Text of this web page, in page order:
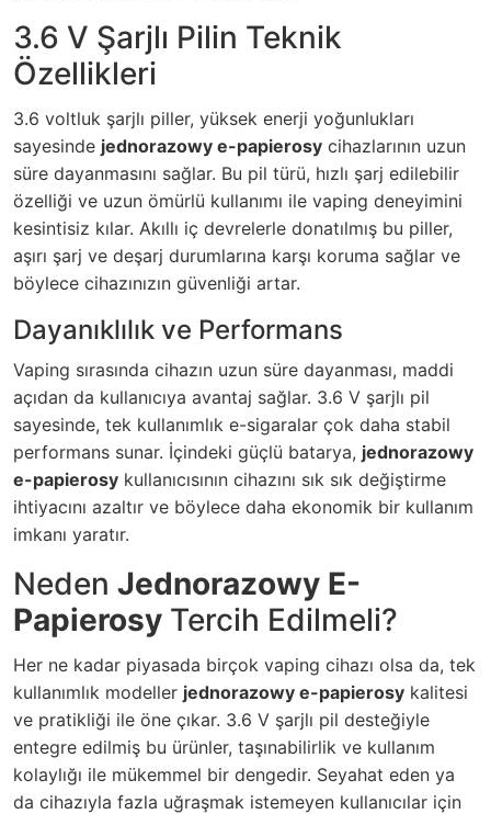
3.6 V Şarjlı Pilin Teknik
Özellikleri
3.6 voltluk şarjlı piller, yüksek enerji yoğunlukları
sayesinde jednorazowy e-papierosy cihazlarının uzun
süre dayanmasını sağlar. Bu pil türü, hızlı şarj edilebilir
özelliği ve uzun ömürlü kullanımı ile vaping deneyimini
kesintisiz kılar. Akıllı iç devrelerle donatılmış bu piller,
aşırı şarj ve deşarj durumlarına karşı koruma sağlar ve
böylece cihazınızın güvenliği artar.
Dayanıklılık ve Performans
Vaping sırasında cihazın uzun süre dayanması, maddi
açıdan da kullanıcıya avantaj sağlar. 3.6 V şarjlı pil
sayesinde, tek kullanımlık e-sigaralar çok daha stabil
performans sunar. İçindeki güçlü batarya, jednorazowy
e-papierosy kullanıcısının cihazını sık sık değiştirme
ihtiyacını azaltır ve böylece daha ekonomik bir kullanım
imkanı yaratır.
Neden Jednorazowy E-
Papierosy Tercih Edilmeli?
Her ne kadar piyasada birçok vaping cihazı olsa da, tek
kullanımlık modeller jednorazowy e-papierosy kalitesi
ve pratikliği ile öne çıkar. 3.6 V şarjlı pil desteğiyle
entegre edilmiş bu ürünler, taşınabilirlik ve kullanım
kolaylığı ile mükemmel bir dengedir. Seyahat eden ya
da cihazıyla fazla uğraşmak istemeyen kullanıcılar için